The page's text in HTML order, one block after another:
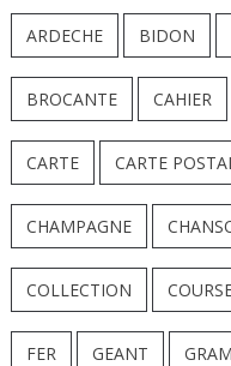
ARDECHE BIDON
BROCANTE CAHIER
CARTE CARTE
CHAMPAGNE
COLLECTION
FER GEANT